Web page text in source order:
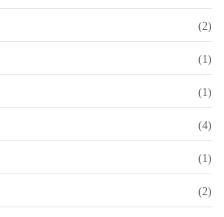
(2)
(1)
(1)
(4)
(1)
(2)